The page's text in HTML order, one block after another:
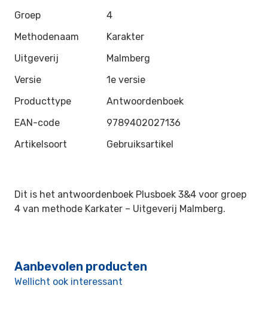
Groep
4
Methodenaam
Karakter
Uitgeverij
Malmberg
Versie
1e versie
Producttype
Antwoordenboek
EAN-code
9789402027136
Artikelsoort
Gebruiksartikel
Dit is het antwoordenboek Plusboek 3&4 voor groep
4 van methode Karkater – Uitgeverij Malmberg.
Aanbevolen producten
Wellicht ook interessant